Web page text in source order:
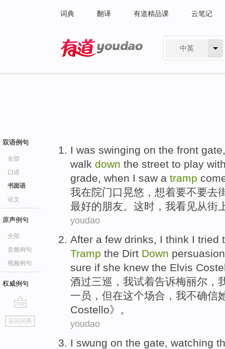
词典 翻译 有道精品课 云笔记
中英
双语例句
全部
口语
书面语
论文
原声例句
全部
音频例句
视频例句
权威例句
go
top
返回词典
I was swinging on the front gate
walk down the street to play
grade, when I saw a tramp
我在院门口晃悠，想着要不要去
最好的朋友。这时，我看见从街
youdao
After a few drinks, I think I tried
Tramp the Dirt Down
sure if she knew the Elvis
酒过三巡， 我试着告诉梅丽尔 ，
一员， 但在这个场合，我不确信
Costello》。
youdao
I swung on the gate watching